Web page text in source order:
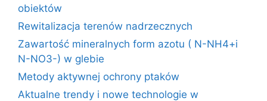
obiektów
Rewitalizacja terenów nadrzecznych
Zawartość mineralnych form azotu ( N-NH4+i
N-NO3-) w glebie
Metody aktywnej ochrony ptaków
Aktualne trendy i nowe technologie w